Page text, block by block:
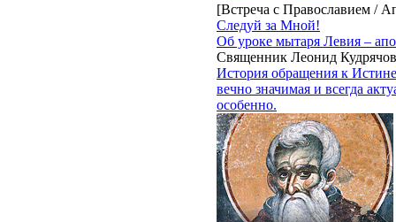
[Встреча с Православием /
Следуй за Мной!
Об уроке мытаря Левия –
Священник Леонид Кудрячов
История обращения к
вечно значимая и всегда
особенно.